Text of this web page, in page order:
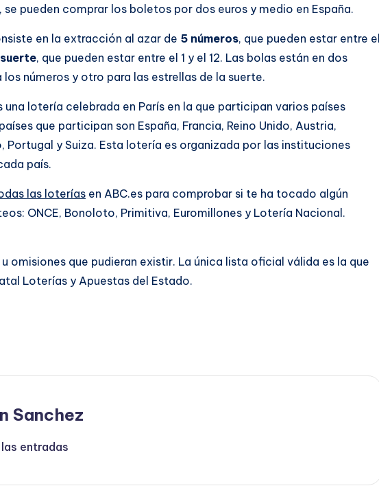
pueden comprar los boletos por dos euros y medio en España.
en la extracción al azar de 5 números, que pueden estar entre el
, que pueden estar entre el 1 y el 12. Las bolas están en dos
números y otro para las estrellas de la suerte.
una lotería celebrada en París en la que participan varios países
que participan son España, Francia, Reino Unido, Austria,
Portugal y Suiza. Esta lotería es organizada por las instituciones
país.
las loterías en ABC.es para comprobar si te ha tocado algún
ONCE, Bonoloto, Primitiva, Euromillones y Lotería Nacional.
omisiones que pudieran existir. La única lista oficial válida es la que
Loterías y Apuestas del Estado.
Sanchez
entradas